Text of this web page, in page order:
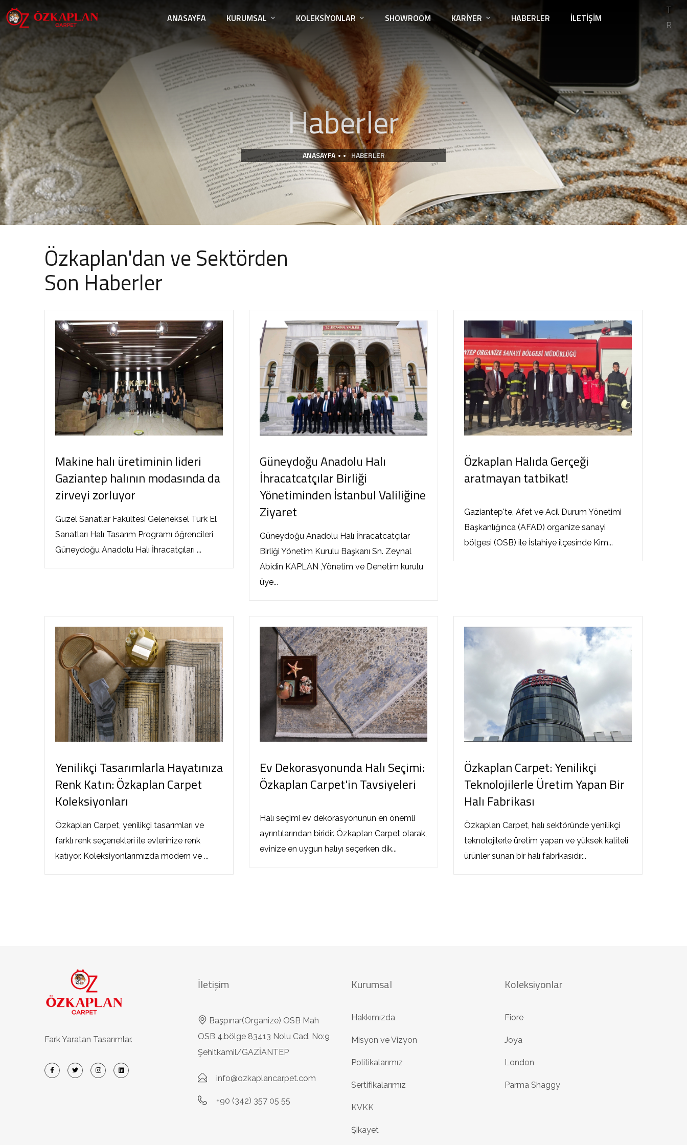
ANASAYFA KURUMSAL KOLEKSIYONLAR SHOWROOM KARIYER HABERLER İLETIŞIM
T
R
Haberler
ANASAYFA HABERLER
Özkaplan'dan ve Sektörden
Son Haberler
Makine halı üretiminin lideri
Gaziantep halının modasında da
zirveyi zorluyor
Güzel Sanatlar Fakültesi Geleneksel Türk El
Sanatları Halı Tasarım Programı öğrencileri
Güneydoğu Anadolu Halı İhracatçıları ...
Güneydoğu Anadolu Halı
İhracatcatçılar Birliği
Yönetiminden İstanbul Valiliğine
Ziyaret
Güneydoğu Anadolu Halı İhracatcatçılar
Birliği Yönetim Kurulu Başkanı Sn. Zeynal
Abidin KAPLAN ,Yönetim ve Denetim kurulu
üye...
Özkaplan Halıda Gerçeği
aratmayan tatbikat!
Gaziantep'te, Afet ve Acil Durum Yönetimi
Başkanlığınca (AFAD) organize sanayi
bölgesi (OSB) ile İslahiye ilçesinde Kim...
Yenilikçi Tasarımlarla Hayatınıza
Renk Katın: Özkaplan Carpet
Koleksiyonları
Özkaplan Carpet, yenilikçi tasarımları ve
farklı renk seçenekleri ile evlerinize renk
katıyor. Koleksiyonlarımızda modern ve ...
Ev Dekorasyonunda Halı Seçimi:
Özkaplan Carpet'in Tavsiyeleri
Halı seçimi ev dekorasyonunun en önemli
ayrıntılarından biridir. Özkaplan Carpet olarak,
evinize en uygun halıyı seçerken dik...
Özkaplan Carpet: Yenilikçi
Teknolojilerle Üretim Yapan Bir
Halı Fabrikası
Özkaplan Carpet, halı sektöründe yenilikçi
teknolojilerle üretim yapan ve yüksek kaliteli
ürünler sunan bir halı fabrikasıdır...
Fark Yaratan Tasarımlar.
İletişim
Başpınar(Organize) OSB Mah
OSB 4.bölge 83413 Nolu Cad. No:9
Şehitkamil/GAZİANTEP
info@ozkaplancarpet.com
+90 (342) 357 05 55
Kurumsal
Hakkımızda
Misyon ve Vizyon
Politikalarımız
Sertifikalarımız
KVKK
Şikayet
Koleksiyonlar
Fiore
Joya
London
Parma Shaggy